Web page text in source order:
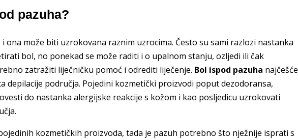
pazuha?
ona može biti uzrokovana raznim uzrocima. Često su sami razlozi nastanka
bol, no ponekad se može raditi i o upalnom stanju, ozljedi ili čak
zatražiti liječničku pomoć i odrediti liječenje. Bol ispod pazuha najčešće
depilacije područja. Pojedini kozmetički proizvodi poput dezodoransa,
do nastanka alergijske reakcije s kožom i kao posljedicu uzrokovati
kozmetičkih proizvoda, tada je pazuh potrebno što nježnije isprati s